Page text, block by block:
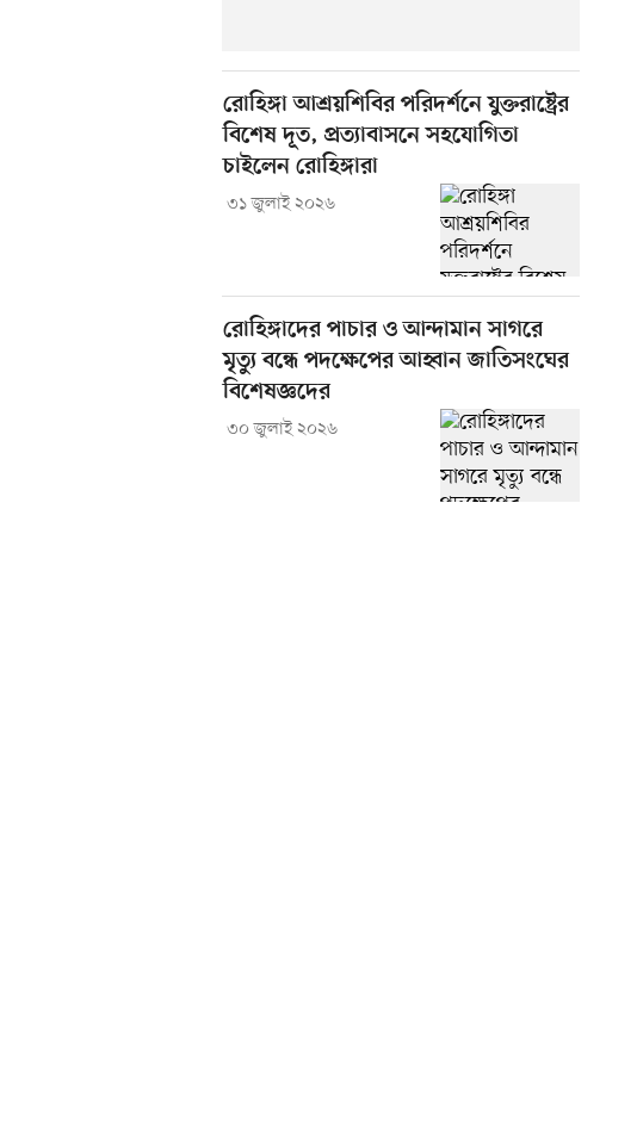
রোহিঙ্গা আশ্রয়শিবির পরিদর্শনে যুক্তরাষ্ট্রের
বিশেষ দূত, প্রত্যাবাসনে সহযোগিতা
চাইলেন রোহিঙ্গারা
৩১ জুলাই ২০২৬
রোহিঙ্গাদের পাচার ও আন্দামান সাগরে
মৃত্যু বন্ধে পদক্ষেপের আহ্বান জাতিসংঘের
বিশেষজ্ঞদের
৩০ জুলাই ২০২৬